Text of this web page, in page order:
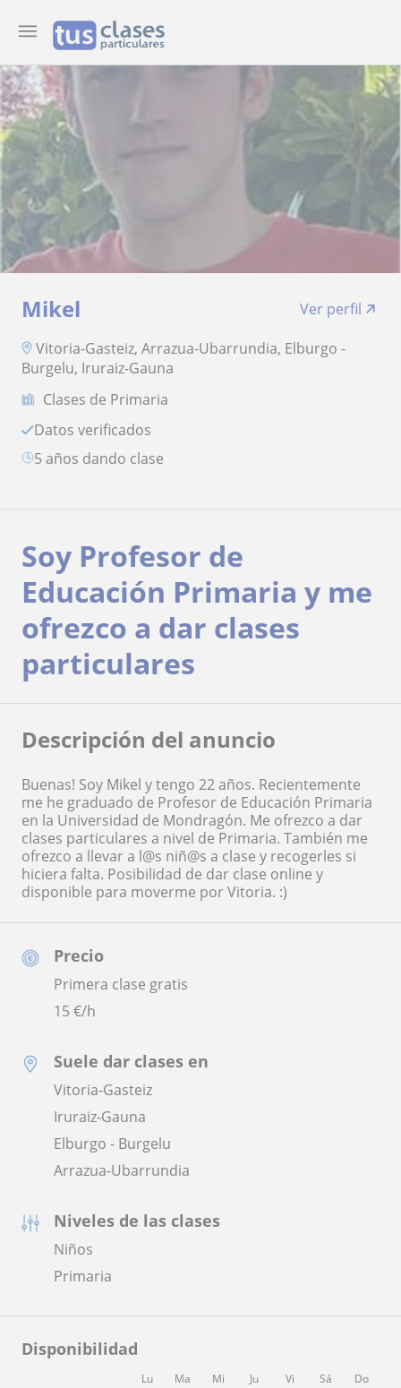
Mikel
Ver perfil
Vitoria-Gasteiz, Arrazua-Ubarrundia, Elburgo -
Burgelu, Iruraiz-Gauna
Clases de Primaria
Datos verificados
5 años dando clase
Precio
Primera clase gratis
15€/h
Suele dar clases en
Vitoria-Gasteiz
Iruraiz-Gauna
Elburgo - Burgelu
Arrazua-Ubarrundia
Niveles de las clases
Niños
Primaria
Disponibilidad
Lu Ma Mi Ju Vi Sá Do
Soy Profesor de
Educación Primaria y me
ofrezco a dar clases
particulares
Descripción del anuncio
Buenas! Soy Mikel y tengo 22 años. Recientemente
me he graduado de Profesor de Educación Primaria
en la Universidad de Mondragón. Me ofrezco a dar
clases particulares a nivel de Primaria. También me
ofrezco a llevar a l@s niñ@s a clase y recogerles si
hiciera falta. Posibilidad de dar clase online y
disponible para moverme por Vitoria. :)